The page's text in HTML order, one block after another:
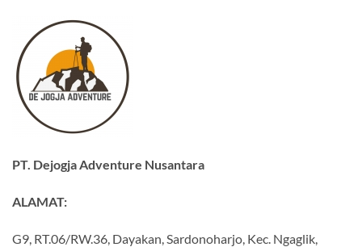
PT. Dejogja Adventure Nusantara
ALAMAT:
G9, RT.06/RW.36, Dayakan, Sardonoharjo, Kec. Ngaglik,